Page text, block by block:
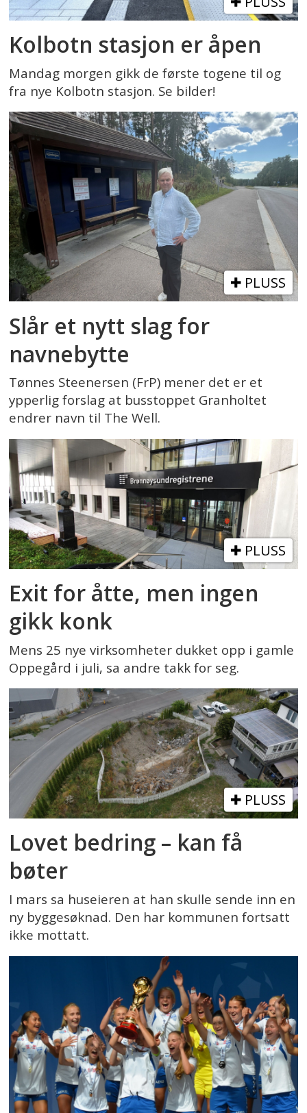
Kolbotn stasjon er åpen
Mandag morgen gikk de første togene til og
fra nye Kolbotn stasjon. Se bilder!
PLUSS
Slår et nytt slag for
navnebytte
Tønnes Steenersen (FrP) mener det er et
ypperlig forslag at busstoppet Granholtet
endrer navn til The Well.
PLUSS
Exit for åtte, men ingen
gikk konk
Mens 25 nye virksomheter dukket opp i gamle
Oppegård i juli, sa andre takk for seg.
PLUSS
Lovet bedring – kan få
bøter
I mars sa huseieren at han skulle sende inn en
ny byggesøknad. Den har kommunen fortsatt
ikke mottatt.